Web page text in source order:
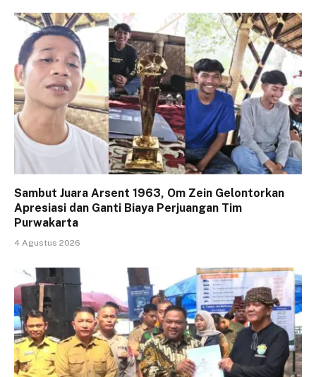
Sambut Juara Arsent 1963, Om Zein Gelontorkan
Apresiasi dan Ganti Biaya Perjuangan Tim
Purwakarta
4 Agustus 2026